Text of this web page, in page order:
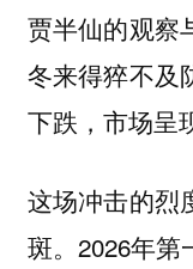
贾半仙的观察
冬来得猝不及
下跌，市场呈
这场冲击的烈
斑。2026年